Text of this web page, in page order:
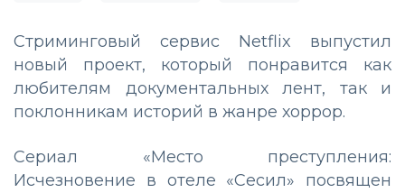
Стриминговый сервис Netflix выпустил
новый проект, который понравится как
любителям документальных лент, так и
поклонникам историй в жанре хоррор.
Сериал «Место преступления:
Исчезновение в отеле «Сесил» посвящен